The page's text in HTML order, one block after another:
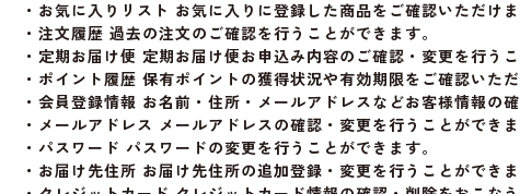
・お気に入りリスト お気に入りに登録した商品をご確認いただけま
・注文履歴 過去の注文のご確認を行うことができます。
・定期お届け便 定期お届け便お申込み内容のご確認・変更を行うこ
・ポイント履歴 保有ポイントの獲得状況や有効期限をご確認いただ
・会員登録情報 お名前・住所・メールアドレスなどお客様情報の
・メールアドレス メールアドレスの確認・変更を行うことができま
・パスワード パスワードの変更を行うことができます。
・お届け先住所 お届け先住所の追加登録・変更を行うことができま